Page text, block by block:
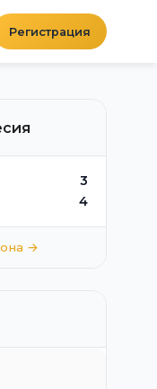
Регистрация
3
4
→